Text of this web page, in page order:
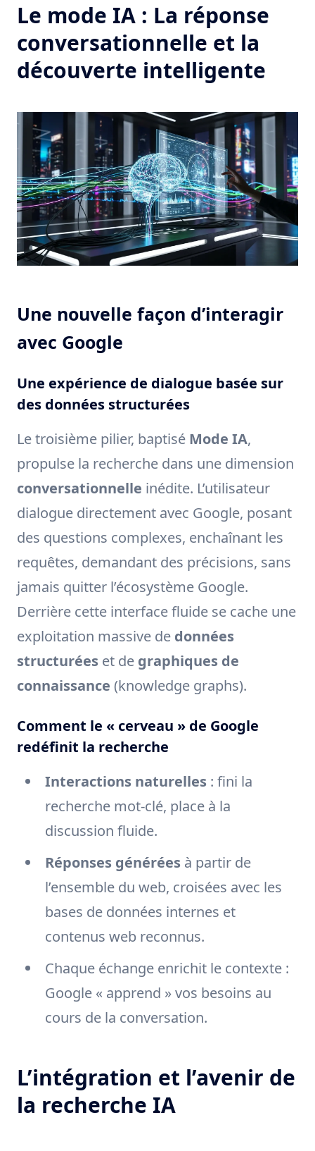
Le mode IA : La réponse
conversationnelle et la
découverte intelligente
Une nouvelle façon d’interagir
avec Google
Une expérience de dialogue basée sur
des données structurées
Le troisième pilier, baptisé Mode IA,
propulse la recherche dans une dimension
conversationnelle inédite. L’utilisateur
dialogue directement avec Google, posant
des questions complexes, enchaînant les
requêtes, demandant des précisions, sans
jamais quitter l’écosystème Google.
Derrière cette interface fluide se cache une
exploitation massive de données
structurées et de graphiques de
connaissance (knowledge graphs).
Comment le « cerveau » de Google
redéfinit la recherche
Interactions naturelles : fini la
recherche mot-clé, place à la
discussion fluide.
Réponses générées à partir de
l’ensemble du web, croisées avec les
bases de données internes et
contenus web reconnus.
Chaque échange enrichit le contexte :
Google « apprend » vos besoins au
cours de la conversation.
L’intégration et l’avenir de
la recherche IA